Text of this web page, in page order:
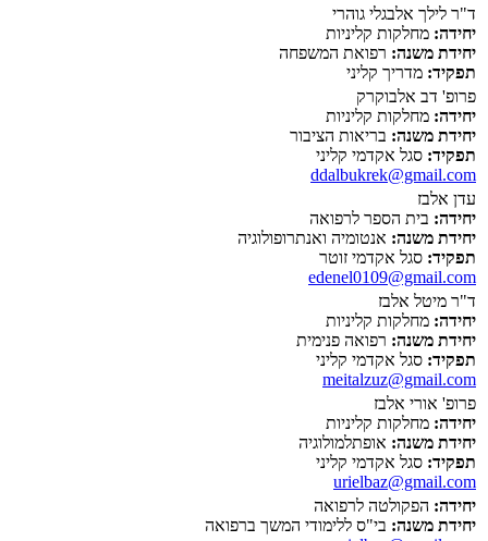
ד"ר לילך אלבגלי גוהרי
יחידה: מחלקות קליניות
יחידת משנה: רפואת המשפחה
תפקיד: מדריך קליני
פרופ' דב אלבוקרק
יחידה: מחלקות קליניות
יחידת משנה: בריאות הציבור
תפקיד: סגל אקדמי קליני
ddalbukrek@gmail.com
עדן אלבז
יחידה: בית הספר לרפואה
יחידת משנה: אנטומיה ואנתרופולוגיה
תפקיד: סגל אקדמי זוטר
edenel0109@gmail.com
ד"ר מיטל אלבז
יחידה: מחלקות קליניות
יחידת משנה: רפואה פנימית
תפקיד: סגל אקדמי קליני
meitalzuz@gmail.com
פרופ' אורי אלבז
יחידה: מחלקות קליניות
יחידת משנה: אופתלמולוגיה
תפקיד: סגל אקדמי קליני
urielbaz@gmail.com
יחידה: הפקולטה לרפואה
יחידת משנה: בי"ס ללימודי המשך ברפואה